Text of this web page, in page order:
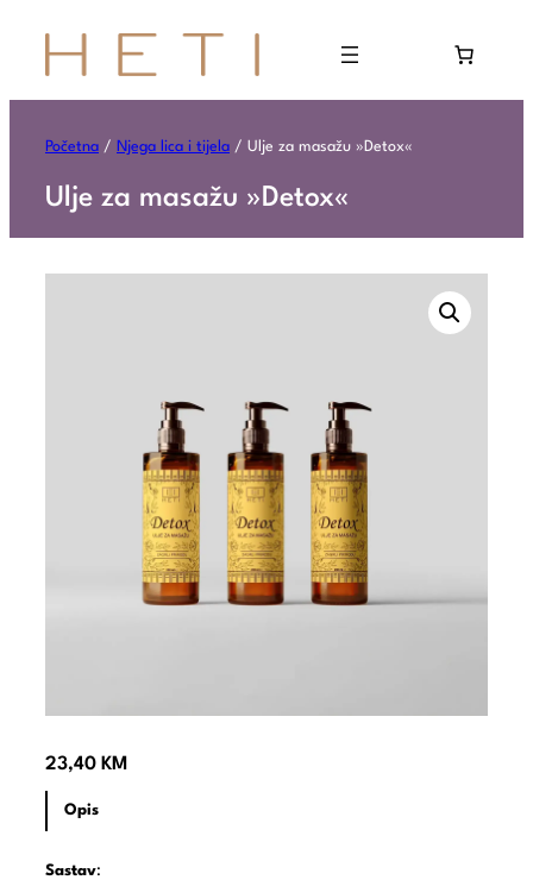
Početna / Njega lica i tijela / Ulje za masažu »Detox«
Ulje za masažu »Detox«
23,40 KM
Opis
Sastav: